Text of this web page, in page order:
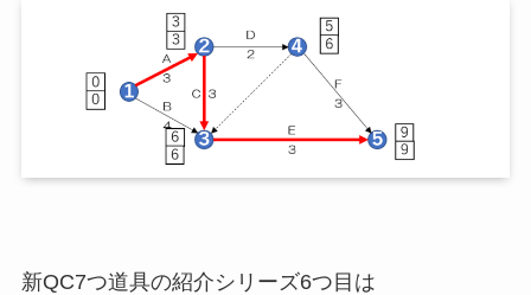
新QC7つ道具の紹介シリーズ6つ目は